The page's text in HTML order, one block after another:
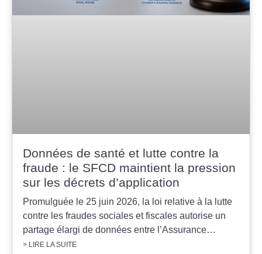
Données de santé et lutte contre la
fraude : le SFCD maintient la pression
sur les décrets d’application
Promulguée le 25 juin 2026, la loi relative à la lutte
contre les fraudes sociales et fiscales autorise un
partage élargi de données entre l’Assurance…
> LIRE LA SUITE